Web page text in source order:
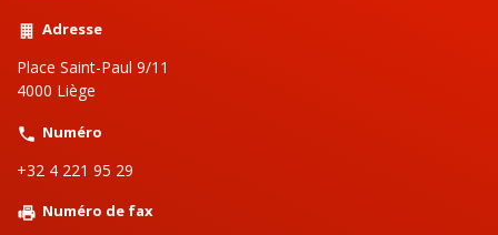
Adresse
Place Saint-Paul 9/11
4000 Liège
Numéro
+32 4 221 95 29
Numéro de fax